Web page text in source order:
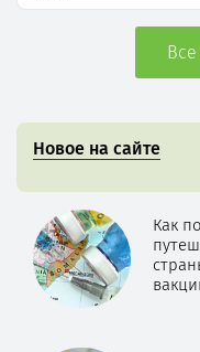
Все
Новое на сайте
Как